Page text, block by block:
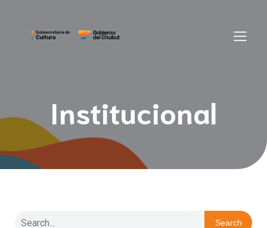
Institucional
Search